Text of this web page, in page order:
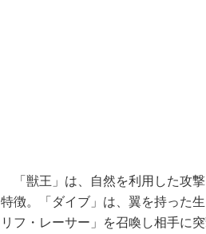
「獣王」は、自然を利用した攻
特徴。「ダイブ」は、翼を持った
リフ・レーサー」を召喚し相手に